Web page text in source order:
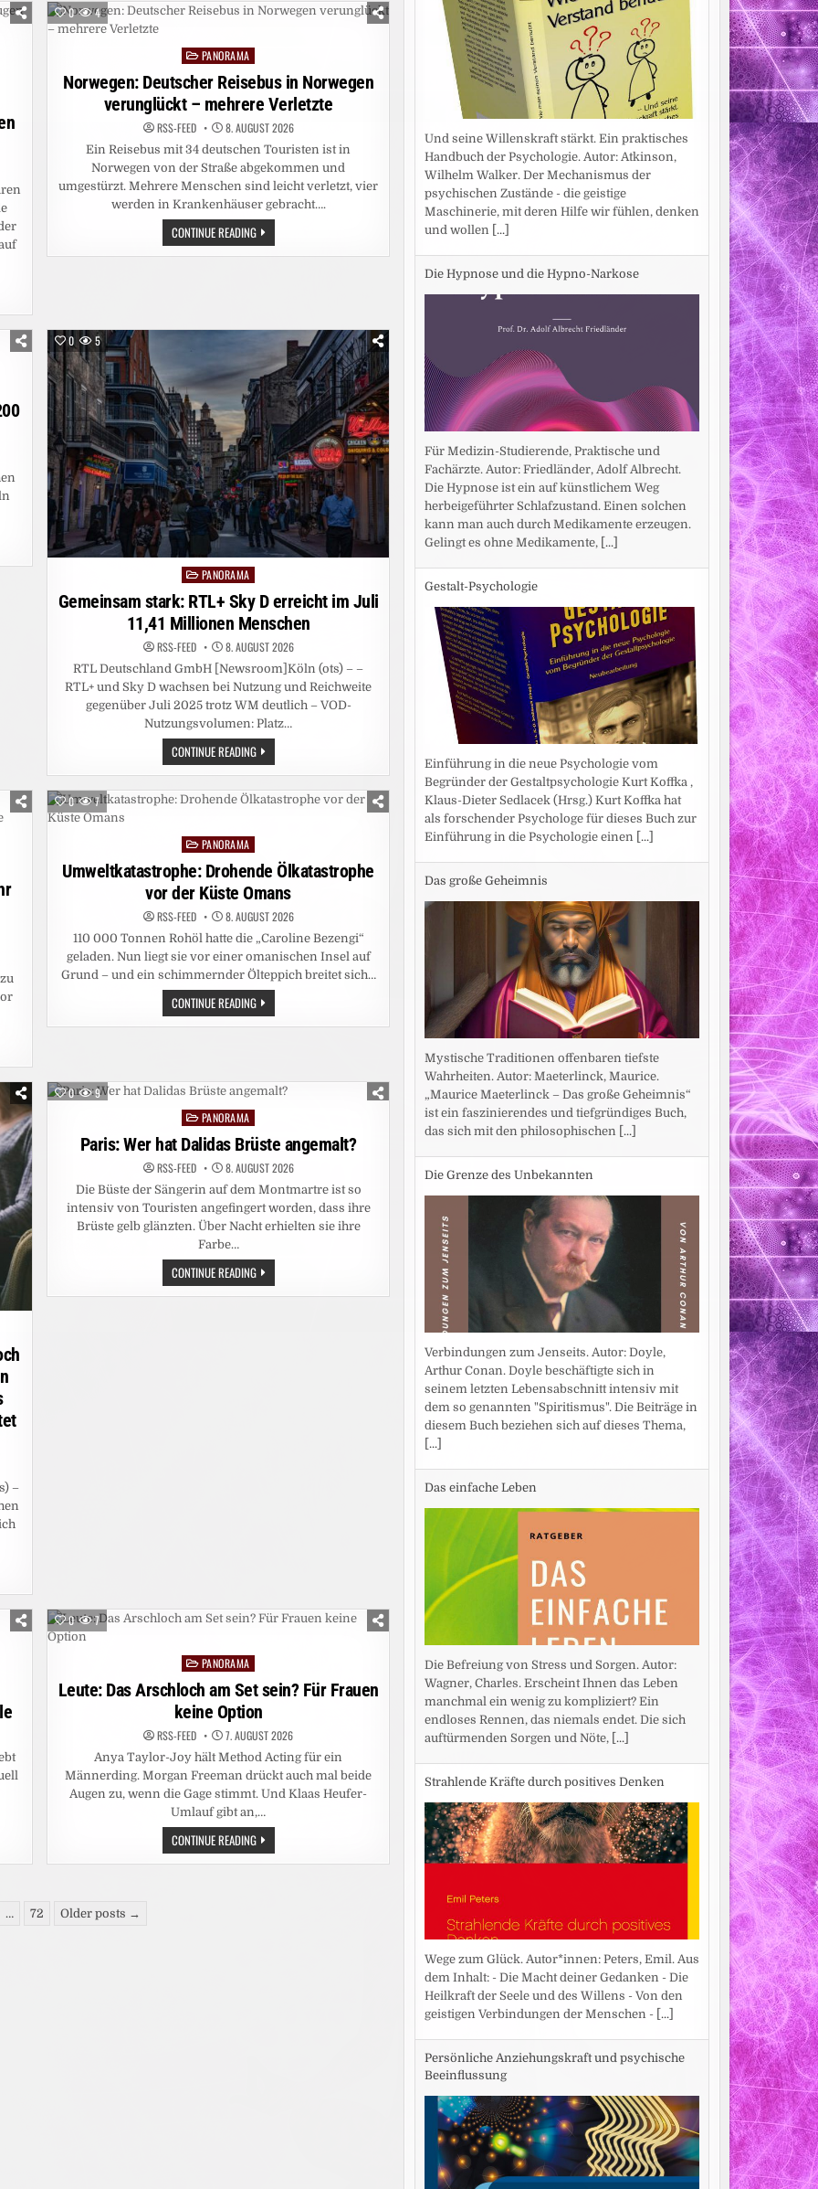
0 4
Posted
in
PANORAMA
Norwegen: Deutscher Reisebus in Norwegen
verunglückt – mehrere Verletzte
RSS-FEED 8. AUGUST 2026
Ein Reisebus mit 34 deutschen Touristen ist in
Norwegen von der Straße abgekommen und
umgestürzt. Mehrere Menschen sind leicht verletzt, vier
werden in Krankenhäuser gebracht….
CONTINUE READINGNORWEGEN:
DEUTSCHER
REISEBUS
VERLETZTE
0 5
Posted
in
PANORAMA
Gemeinsam stark: RTL+ Sky D erreicht im Juli
11,41 Millionen Menschen
RSS-FEED 8. AUGUST 2026
RTL Deutschland GmbH [Newsroom]Köln (ots) – –
RTL+ und Sky D wachsen bei Nutzung und Reichweite
gegenüber Juli 2025 trotz WM deutlich – VOD-
Nutzungsvolumen: Platz…
CONTINUE READINGGEMEINSAM
STARK:
RTL+
SKY
D
MILLIONEN
MENSCHEN
0 7
Posted
in
PANORAMA
Umweltkatastrophe: Drohende Ölkatastrophe
vor der Küste Omans
RSS-FEED 8. AUGUST 2026
110 000 Tonnen Rohöl hatte die „Caroline Bezengi“
geladen. Nun liegt sie vor einer omanischen Insel auf
Grund – und ein schimmernder Ölteppich breitet sich…
CONTINUE READINGUMWELTKATASTROPHE:
DROHENDE
ÖLKATASTROPHE
–
0 9
Posted
in
PANORAMA
Paris: Wer hat Dalidas Brüste angemalt?
RSS-FEED 8. AUGUST 2026
Die Büste der Sängerin auf dem Montmartre ist so
intensiv von Touristen angefingert worden, dass ihre
Brüste gelb glänzten. Über Nacht erhielten sie ihre
Farbe…
CONTINUE READINGPARIS:
WER
HAT
0 7
PostedPANORAMA
Leute: Das Arschloch am Set sein? Für Frauen
keine Option
RSS-FEED 7. AUGUST 2026
Anya Taylor-Joy hält Method Acting für ein
Männerding. Morgan Freeman drückt auch mal beide
Augen zu, wenn die Gage stimmt. Und Klaas Heufer-
Umlauf gibt an,…
CONTINUE READINGLEUTE:
DAS
ARSCHLOCH
… 72 Older posts →
Und seine Willenskraft stärkt. Ein praktisches
Handbuch der Psychologie. Autor: Atkinson,
Wilhelm Walker. Der Mechanismus der
psychischen Zustände - die geistige
Maschinerie, mit deren Hilfe wir fühlen, denken
und wollen [...]
Die Hypnose und die Hypno-Narkose
Für Medizin-Studierende, Praktische und
Fachärzte. Autor: Friedländer, Adolf Albrecht.
Die Hypnose ist ein auf künstlichem Weg
herbeigeführter Schlafzustand. Einen solchen
kann man auch durch Medikamente erzeugen.
Gelingt es ohne Medikamente, [...]
Gestalt-Psychologie
Einführung in die neue Psychologie vom
Begründer der Gestaltpsychologie Kurt Koffka ,
Klaus-Dieter Sedlacek (Hrsg.) Kurt Koffka hat
als forschender Psychologe für dieses Buch zur
Einführung in die Psychologie einen [...]
Das große Geheimnis
Mystische Traditionen offenbaren tiefste
Wahrheiten. Autor: Maeterlinck, Maurice.
„Maurice Maeterlinck – Das große Geheimnis“
ist ein faszinierendes und tiefgründiges Buch,
das sich mit den philosophischen [...]
Die Grenze des Unbekannten
Verbindungen zum Jenseits. Autor: Doyle,
Arthur Conan. Doyle beschäftigte sich in
seinem letzten Lebensabschnitt intensiv mit
dem so genannten "Spiritismus". Die Beiträge in
diesem Buch beziehen sich auf dieses Thema,
[...]
Das einfache Leben
Die Befreiung von Stress und Sorgen. Autor:
Wagner, Charles. Erscheint Ihnen das Leben
manchmal ein wenig zu kompliziert? Ein
endloses Rennen, das niemals endet. Die sich
auftürmenden Sorgen und Nöte, [...]
Strahlende Kräfte durch positives Denken
Wege zum Glück. Autor*innen: Peters, Emil. Aus
dem Inhalt: - Die Macht deiner Gedanken - Die
Heilkraft der Seele und des Willens - Von den
geistigen Verbindungen der Menschen - [...]
Persönliche Anziehungskraft und psychische
Beeinflussung